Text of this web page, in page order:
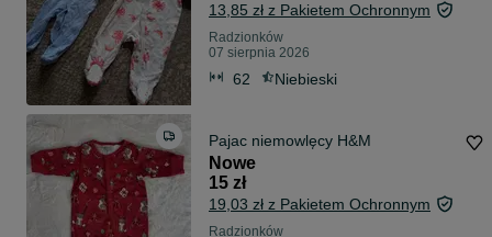
13,85 zł z Pakietem Ochronnym
Radzionków
07 sierpnia 2026
62 Niebieski
Pajac niemowlęcy H&M
Nowe
15 zł
19,03 zł z Pakietem Ochronnym
Radzionków